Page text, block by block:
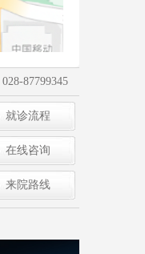
028-87799345
就诊流程
在线咨询
来院路线